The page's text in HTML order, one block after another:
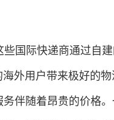
国际快递商通过自
外用户带来极好的
伴随着昂贵的价格